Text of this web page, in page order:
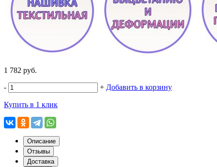
1 782 руб.
- + Добавить в корзину
Купить в 1 клик
Описание
Отзывы
Доставка